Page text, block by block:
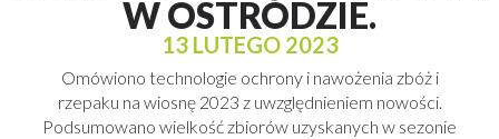
W OSTRÓDZIE.
13 LUTEGO 2023
Omówiono technologie ochrony i nawożenia zbóż i
rzepaku na wiosnę 2023 z uwzględnieniem nowości.
Podsumowano wielkość zbiorów uzyskanych w sezonie